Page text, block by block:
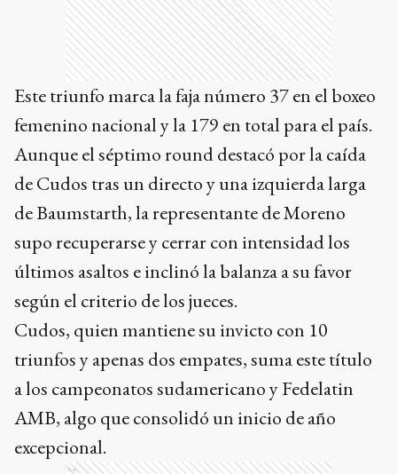
Este triunfo marca la faja número 37 en el boxeo
femenino nacional y la 179 en total para el país.
Aunque el séptimo round destacó por la caída
de Cudos tras un directo y una izquierda larga
de Baumstarth, la representante de Moreno
supo recuperarse y cerrar con intensidad los
últimos asaltos e inclinó la balanza a su favor
según el criterio de los jueces.
Cudos, quien mantiene su invicto con 10
triunfos y apenas dos empates, suma este título
a los campeonatos sudamericano y Fedelatin
AMB, algo que consolidó un inicio de año
excepcional.
Ads